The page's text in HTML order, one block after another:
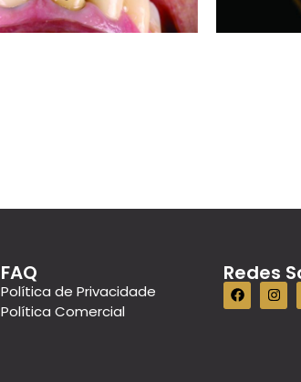
FAQ
Política de Privacidade
Política Comercial
Redes